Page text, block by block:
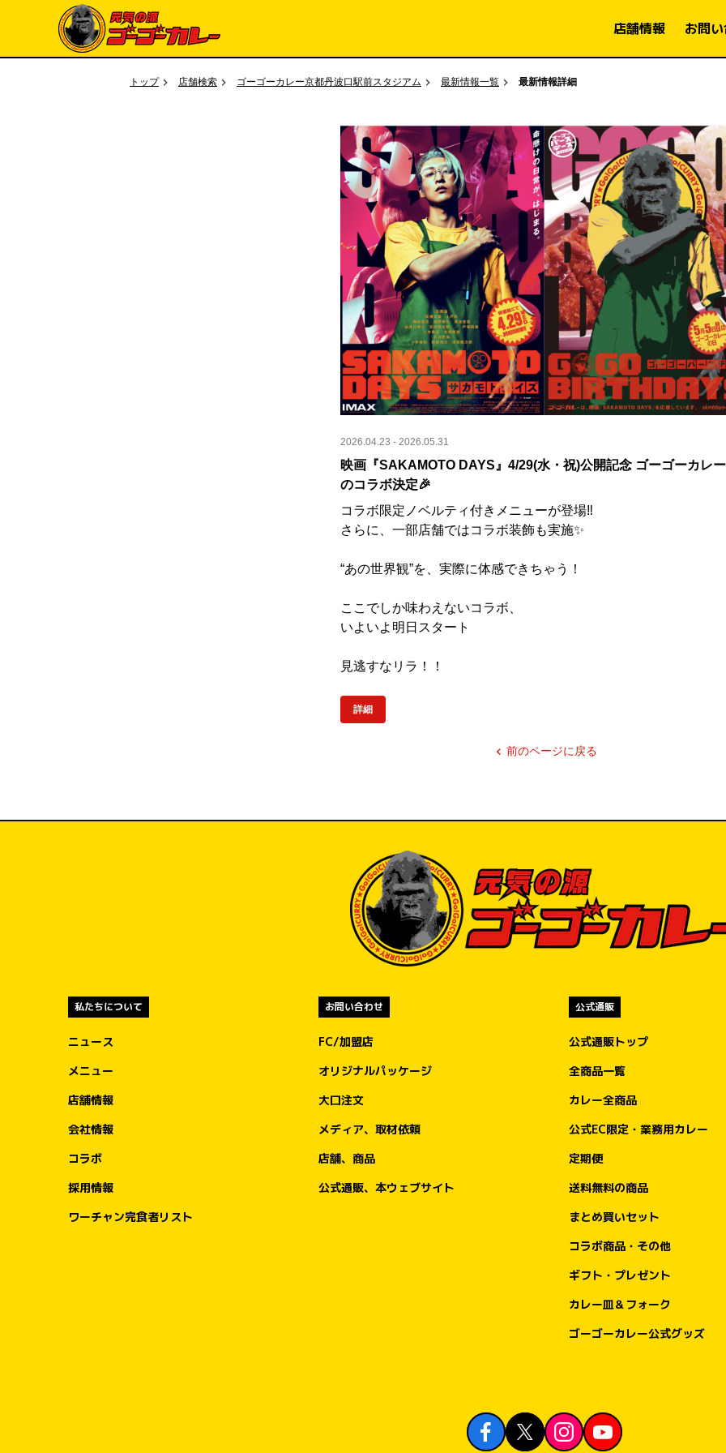
店舗情報 お問
トップ 店舗検索 ゴーゴーカレー京都丹波口駅前スタジアム 最新情報一覧 最新情報詳細
2026.04.23 - 2026.05.31
映画『SAKAMOTO DAYS』4/29(水・祝)公開記念 ゴーゴーカレ
のコラボ決定🎉
コラボ限定ノベルティ付きメニューが登場‼️
さらに、一部店舗ではコラボ装飾も実施✨
“あの世界観”を、実際に体感できちゃう！
ここでしか味わえないコラボ、
いよいよ明日スタート
見逃すなリラ！！
詳細
前のページに戻る
私たちについて
ニュース
メニュー
店舗情報
会社情報
コラボ
採用情報
ワーチャン完食者リスト
お問い合わせ
FC/加盟店
オリジナルパッケージ
大口注文
メディア、取材依頼
店舗、商品
公式通販、本ウェブサイト
公式通販
公式通販トップ
全商品一覧
カレー全商品
公式EC限定・業務用カレー
定期便
送料無料の商品
まとめ買いセット
コラボ商品・その他
ギフト・プレゼント
カレー皿＆フォーク
ゴーゴーカレー公式グッズ